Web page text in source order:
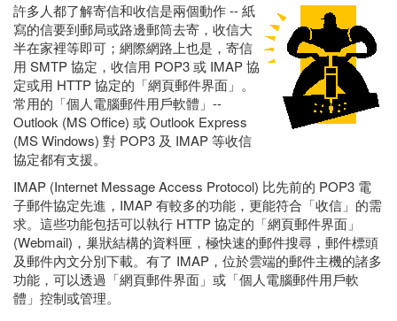
許多人都了解寄信和收信是兩個動作 -- 紙
寫的信要到郵局或路邊郵筒去寄，收信大
半在家裡等即可；網際網路上也是，寄信
用 SMTP 協定，收信用 POP3 或 IMAP 協
定或用 HTTP 協定的「網頁郵件界面」。
常用的「個人電腦郵件用戶軟體」--
Outlook (MS Office) 或 Outlook Express
(MS Windows) 對 POP3 及 IMAP 等收信
協定都有支援。
IMAP (Internet Message Access Protocol) 比先前的 POP3 電
子郵件協定先進，IMAP 有較多的功能，更能符合「收信」的需
求。這些功能包括可以執行 HTTP 協定的「網頁郵件界面」
(Webmail)，巢狀結構的資料匣，極快速的郵件搜尋，郵件標頭
及郵件內文分別下載。有了 IMAP，位於雲端的郵件主機的諸多
功能，可以透過「網頁郵件界面」或「個人電腦郵件用戶軟
體」控制或管理。